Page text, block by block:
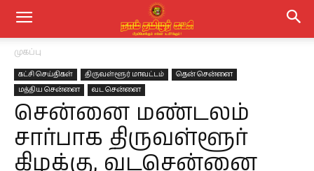
முகப்பு
கட்சி செய்திகள் திருவள்ளூர் மாவட்டம்
தென் சென்னை
மத்திய சென்னை
வட சென்னை
சென்னை மண்டலம்
சார்பாக திருவள்ளூர்
கிழக்கு, வடசென்னை